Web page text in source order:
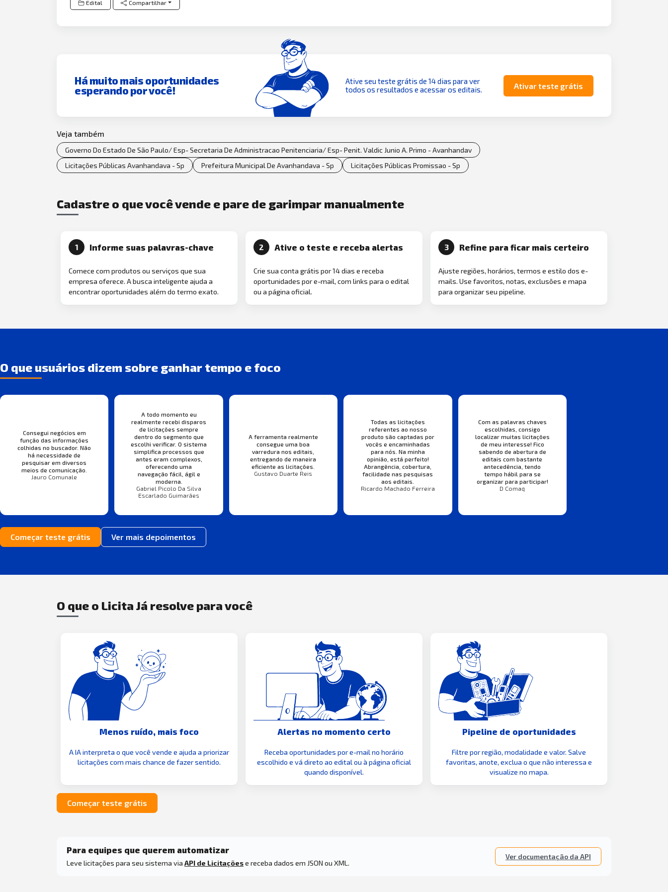
Edital Compartilhar
Há muito mais oportunidades
esperando por você!
Ative seu teste grátis de 14 dias para ver
todos os resultados e acessar os editais.
Ativar teste grátis
Veja também
Governo Do Estado De São Paulo/ Esp- Secretaria De Administracao Penitenciaria/ Esp- Penit. Valdic Junio A. Primo - Avanhandav
Licitações Públicas Avanhandava - Sp
Prefeitura Municipal De Avanhandava - Sp Licitações Públicas Promissao - Sp
Cadastre o que você vende e pare de garimpar manualmente
1 Informe suas palavras-chave
Comece com produtos ou serviços que sua
empresa oferece. A busca inteligente ajuda a
encontrar oportunidades além do termo exato.
2 Ative o teste e receba alertas
Crie sua conta grátis por 14 dias e receba
oportunidades por e-mail, com links para o edital
ou a página oficial.
3 Refine para ficar mais certeiro
Ajuste regiões, horários, termos e estilo dos e-
mails. Use favoritos, notas, exclusões e mapa
para organizar seu pipeline.
O que usuários dizem sobre ganhar tempo e foco
Consegui negócios em
função das informações
colhidas no buscador. Não
há necessidade de
pesquisar em diversos
meios de comunicação.
Jauro Comunale
A todo momento eu
realmente recebi disparos
de licitações sempre
dentro do segmento que
escolhi verificar. O sistema
simplifica processos que
antes eram complexos,
oferecendo uma
navegação fácil, ágil e
moderna.
Gabriel Picolo Da Silva
Escarlado Guimarães
A ferramenta realmente
consegue uma boa
varredura nos editais,
entregando de maneira
eficiente as licitações.
Gustavo Duarte Reis
Todas as licitações
referentes ao nosso
produto são captadas por
vocês e encaminhadas
para nós. Na minha
opinião, está perfeito!
Abrangência, cobertura,
facilidade nas pesquisas
aos editais.
Ricardo Machado Ferreira
Com as palavras chaves
escolhidas, consigo
localizar muitas licitações
de meu interesse! Fico
sabendo de abertura de
editais com bastante
antecedência, tendo
tempo hábil para se
organizar para participar!
D Comaq
Começar teste grátis Ver mais depoimentos
O que o Licita Já resolve para você
Menos ruído, mais foco
A IA interpreta o que você vende e ajuda a priorizar
licitações com mais chance de fazer sentido.
Alertas no momento certo
Receba oportunidades por e-mail no horário
escolhido e vá direto ao edital ou à página oficial
quando disponível.
Pipeline de oportunidades
Filtre por região, modalidade e valor. Salve
favoritas, anote, exclua o que não interessa e
visualize no mapa.
Começar teste grátis
Para equipes que querem automatizar
Leve licitações para seu sistema via API de Licitaçõese receba dados em JSON ou XML.
Ver documentação da API